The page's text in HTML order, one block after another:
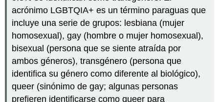
acrónimo LGBTQIA+ es un término paraguas que
incluye una serie de grupos: lesbiana (mujer
homosexual), gay (hombre o mujer homosexual),
bisexual (persona que se siente atraída por
ambos géneros), transgénero (persona que
identifica su género como diferente al biológico),
queer (sinónimo de gay; algunas personas
prefieren identificarse como queer para